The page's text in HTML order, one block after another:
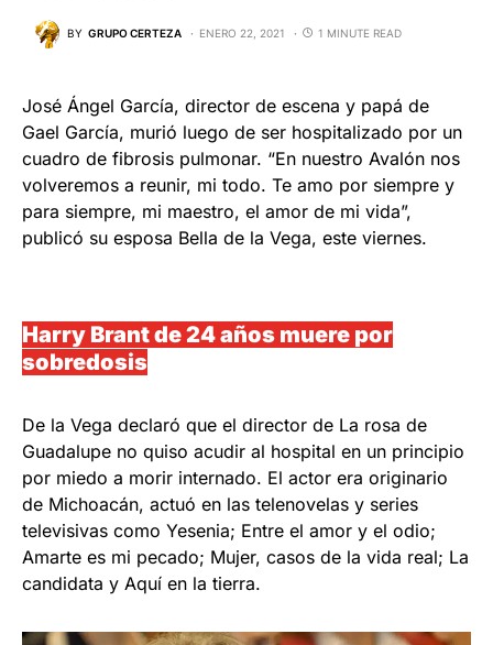
BY GRUPO CERTEZA ENERO 22, 2021 1 MINUTE READ
José Ángel García, director de escena y papá de
Gael García, murió luego de ser hospitalizado por un
cuadro de fibrosis pulmonar. “En nuestro Avalón nos
volveremos a reunir, mi todo. Te amo por siempre y
para siempre, mi maestro, el amor de mi vida”,
publicó su esposa Bella de la Vega, este viernes.
Harry Brant de 24 años muere por
sobredosis
De la Vega declaró que el director de La rosa de
Guadalupe no quiso acudir al hospital en un principio
por miedo a morir internado. El actor era originario
de Michoacán, actuó en las telenovelas y series
televisivas como Yesenia; Entre el amor y el odio;
Amarte es mi pecado; Mujer, casos de la vida real; La
candidata y Aquí en la tierra.